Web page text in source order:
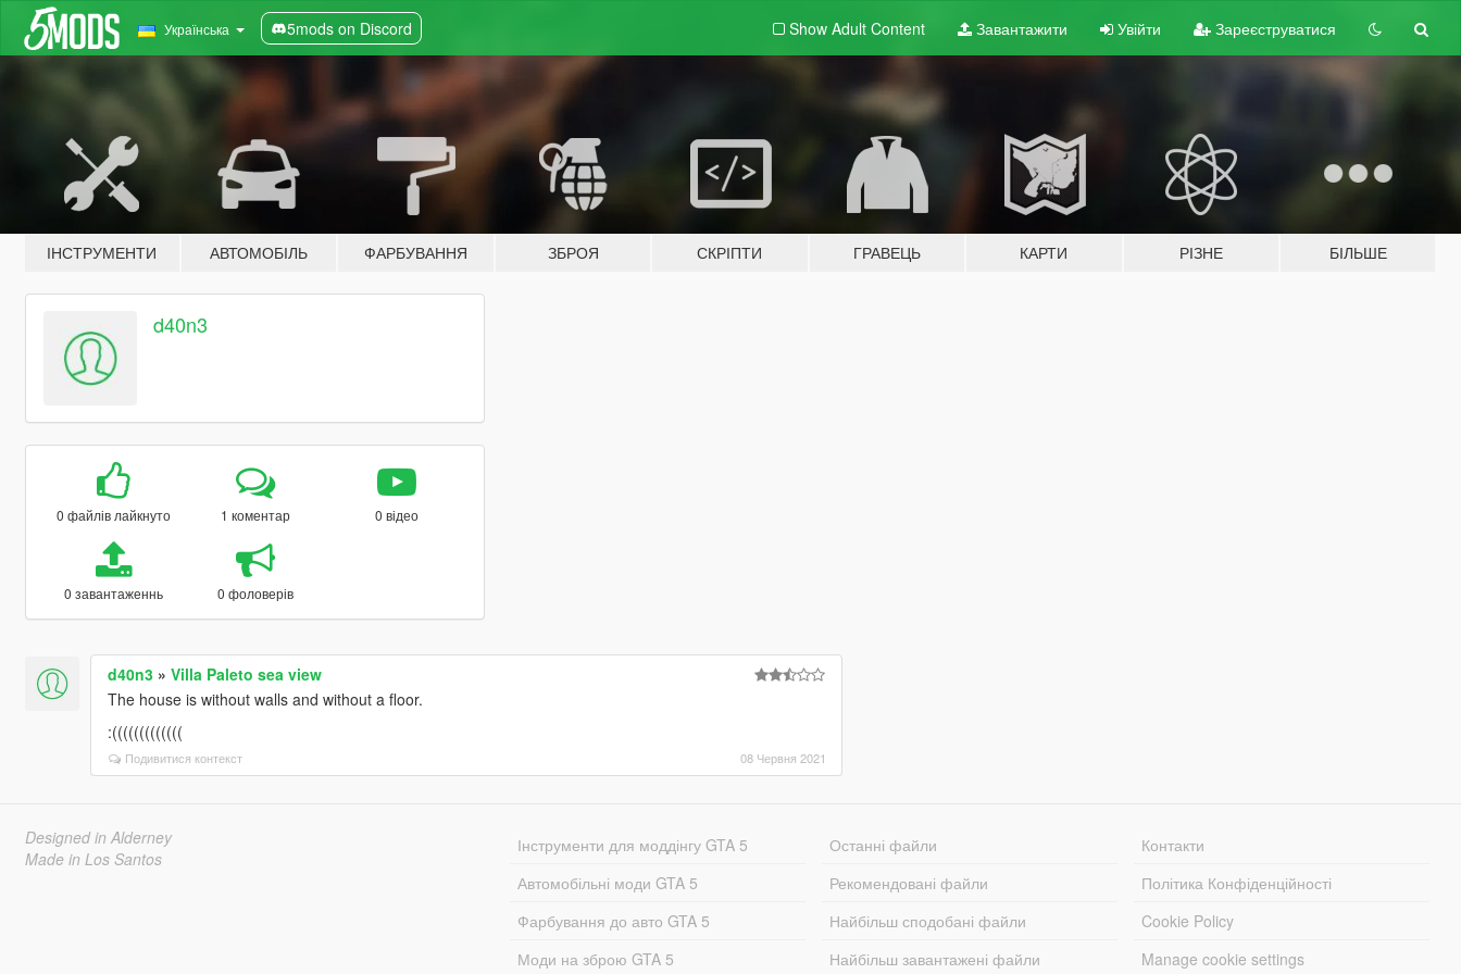
Українська 5mods on Discord Show Adult Content Завантажити Увійти Зареєструватися
ІНСТРУМЕНТИ АВТОМОБІЛЬ ФАРБУВАННЯ ЗБРОЯ СКРІПТИ ГРАВЕЦЬ КАРТИ РІЗНЕ БІЛЬШЕ
d40n3
0 файлів лайкнуто 1 коментар 0 відео
0 завантаженнь 0 фоловерів
d40n3» Villa Paleto sea view
The house is without walls and without a floor.
:(((((((((((((
Подивитися контекст 08 Червня 2021
Designed in Alderney
Made in Los Santos
Інструменти для моддінгу GTA 5
Автомобільні моди GTA 5
Фарбування до авто GTA 5
Моди на зброю GTA 5
Останні файли
Рекомендовані файли
Найбільш сподобані файли
Найбільш завантажені файли
Контакти
Політика Конфіденційності
Cookie Policy
Manage cookie settings